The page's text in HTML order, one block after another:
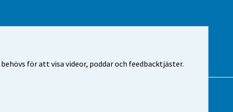
för att visa videor, poddar och feedbacktjäster.